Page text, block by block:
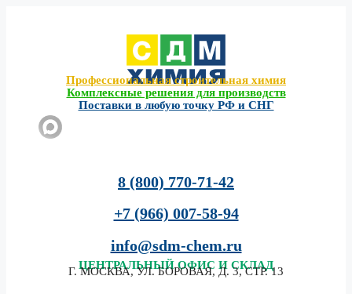
Профессиональная строительная химия
Комплексные решения для производств
Поставки в любую точку РФ и СНГ
8 (800) 770-71-42
+7 (966) 007-58-94
info@sdm-chem.ru
ЦЕНТРАЛЬНЫЙ ОФИС И СКЛАД
Г. МОСКВА, УЛ. БОРОВАЯ, Д. 3, СТР. 13